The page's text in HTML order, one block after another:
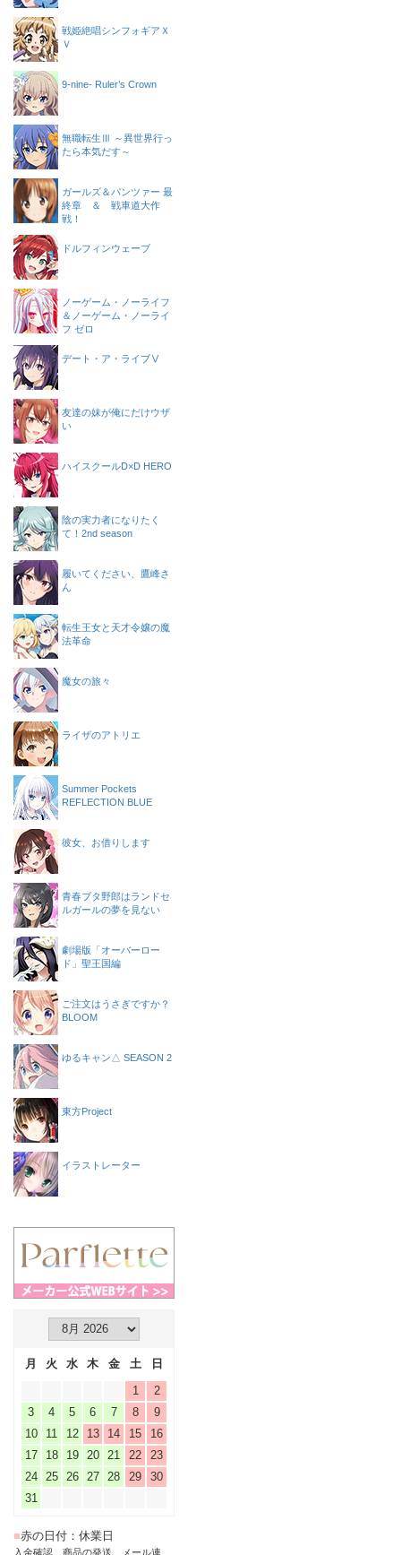
戦姫絶唱シンフォギアＸ
Ｖ
9-nine- Ruler’s Crown
無職転生Ⅲ ～異世界行っ
たら本気だす～
ガールズ＆パンツァー 最
終章 ＆ 戦車道大作
戦！
ドルフィンウェーブ
ノーゲーム・ノーライフ
＆ノーゲーム・ノーライ
フ ゼロ
デート・ア・ライブⅤ
友達の妹が俺にだけウザ
い
ハイスクールD×D HERO
陰の実力者になりたく
て！2nd season
履いてください、鷹峰さ
ん
転生王女と天才令嬢の魔
法革命
魔女の旅々
ライザのアトリエ
Summer Pockets
REFLECTION BLUE
彼女、お借りします
青春ブタ野郎はランドセ
ルガールの夢を見ない
劇場版「オーバーロー
ド」聖王国編
ご注文はうさぎですか？
BLOOM
ゆるキャン△ SEASON 2
東方Project
イラストレーター
月 火 水 木 金 土
日
1
2
3
4 5 6 7 8
9
10
11 12 13 14 15
16
17
18 19 20 21 22
23
24
25 26 27 28 29
30
31
■赤の日付：休業日
入金確認、商品の発送、メール連